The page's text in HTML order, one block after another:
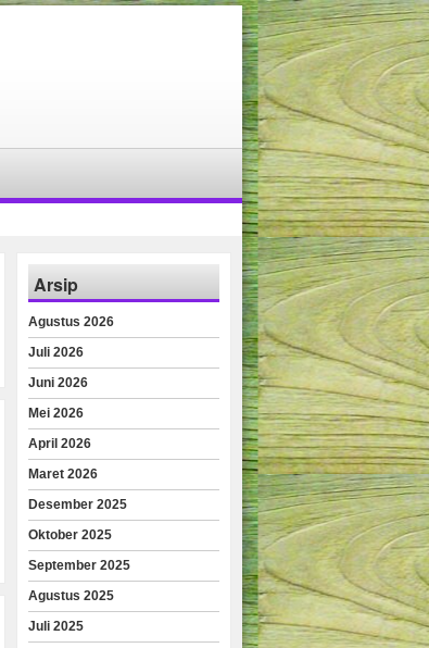
Arsip
Agustus 2026
Juli 2026
Juni 2026
Mei 2026
April 2026
Maret 2026
Desember 2025
Oktober 2025
September 2025
Agustus 2025
Juli 2025